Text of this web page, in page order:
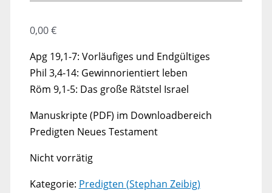
0,00€
Apg 19,1-7: Vorläufiges und Endgültiges
Phil 3,4-14: Gewinnorientiert leben
Röm 9,1-5: Das große Rätstel Israel
Manuskripte (PDF) im Downloadbereich
Predigten Neues Testament
Nicht vorrätig
Kategorie: Predigten (Stephan Zeibig)